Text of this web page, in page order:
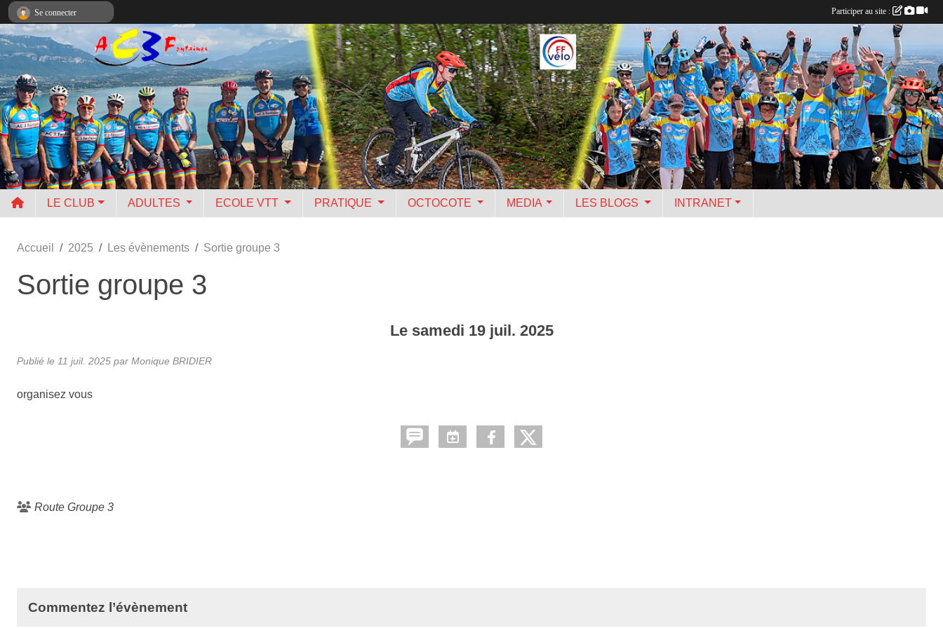
LE CLUB ADULTES ECOLE VTT PRATIQUE OCTOCOTE MEDIA LES BLOGS INTRANET
Accueil 2025 Les évènements Sortie groupe 3
Sortie groupe 3
Le samedi 19 juil. 2025
Publié le 11 juil. 2025 par Monique BRIDIER
organisez vous
Route Groupe 3
Commentez l’évènement
Se connecter Participer au site :
Panneau de gestion des cookies